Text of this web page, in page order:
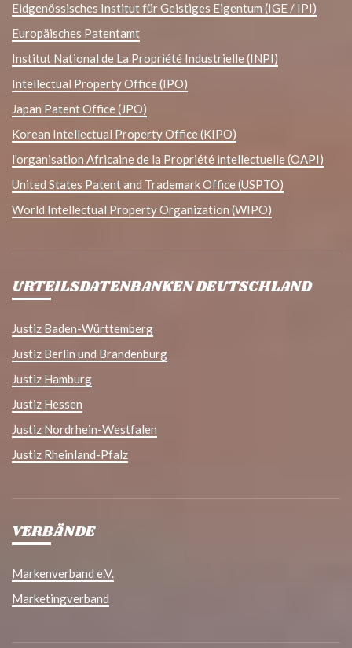
Eidgenössisches Institut für Geistiges Eigentum (IGE / IPI)
Europäisches Patentamt
Institut National de La Propriété Industrielle (INPI)
Intellectual Property Office (IPO)
Japan Patent Office (JPO)
Korean Intellectual Property Office (KIPO)
l'organisation Africaine de la Propriété intellectuelle (OAPI)
United States Patent and Trademark Office (USPTO)
World Intellectual Property Organization (WIPO)
URTEILSDATENBANKEN DEUTSCHLAND
Justiz Baden-Württemberg
Justiz Berlin und Brandenburg
Justiz Hamburg
Justiz Hessen
Justiz Nordrhein-Westfalen
Justiz Rheinland-Pfalz
VERBÄNDE
Markenverband e.V.
Marketingverband